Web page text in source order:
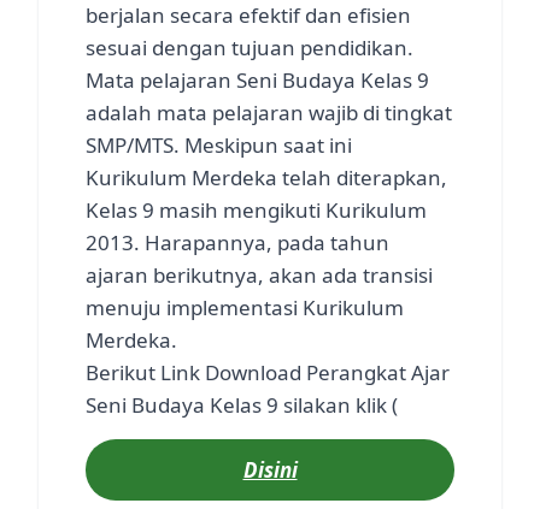
berjalan secara efektif dan efisien
sesuai dengan tujuan pendidikan.
Mata pelajaran Seni Budaya Kelas 9
adalah mata pelajaran wajib di tingkat
SMP/MTS. Meskipun saat ini
Kurikulum Merdeka telah diterapkan,
Kelas 9 masih mengikuti Kurikulum
2013. Harapannya, pada tahun
ajaran berikutnya, akan ada transisi
menuju implementasi Kurikulum
Merdeka.
Berikut Link Download Perangkat Ajar
Seni Budaya Kelas 9 silakan klik (
Disini